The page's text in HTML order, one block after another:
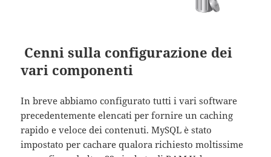
Cenni sulla configurazione dei
vari componenti
In breve abbiamo configurato tutti i vari software
precedentemente elencati per fornire un caching
rapido e veloce dei contenuti. MySQL è stato
impostato per cachare qualora richiesto moltissime